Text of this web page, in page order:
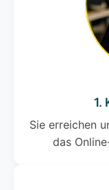
1.
Sie erreichen
das